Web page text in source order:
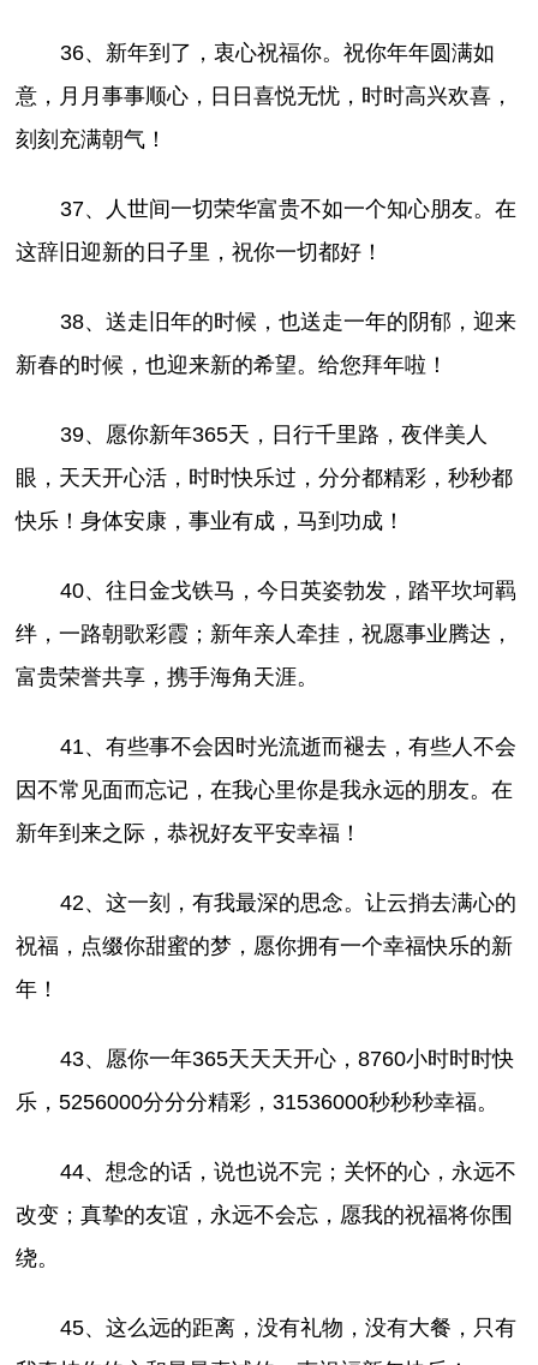
36、新年到了，衷心祝福你。祝你年年圆满如
意，月月事事顺心，日日喜悦无忧，时时高兴欢喜，
刻刻充满朝气！
37、人世间一切荣华富贵不如一个知心朋友。在
这辞旧迎新的日子里，祝你一切都好！
38、送走旧年的时候，也送走一年的阴郁，迎来
新春的时候，也迎来新的希望。给您拜年啦！
39、愿你新年365天，日行千里路，夜伴美人
眼，天天开心活，时时快乐过，分分都精彩，秒秒都
快乐！身体安康，事业有成，马到功成！
40、往日金戈铁马，今日英姿勃发，踏平坎坷羁
绊，一路朝歌彩霞；新年亲人牵挂，祝愿事业腾达，
富贵荣誉共享，携手海角天涯。
41、有些事不会因时光流逝而褪去，有些人不会
因不常见面而忘记，在我心里你是我永远的朋友。在
新年到来之际，恭祝好友平安幸福！
42、这一刻，有我最深的思念。让云捎去满心的
祝福，点缀你甜蜜的梦，愿你拥有一个幸福快乐的新
年！
43、愿你一年365天天天开心，8760小时时时快
乐，5256000分分分精彩，31536000秒秒秒幸福。
44、想念的话，说也说不完；关怀的心，永远不
改变；真挚的友谊，永远不会忘，愿我的祝福将你围
绕。
45、这么远的距离，没有礼物，没有大餐，只有